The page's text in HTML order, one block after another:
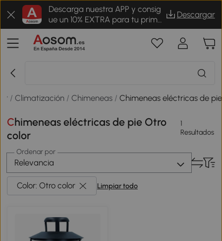
Descarga nuestra APP y consig
ue un 10% EXTRA para tu prime
r pedido
Descargar
/Climatización /Chimeneas /Chimeneas eléctricas de pie
Chimeneas eléctricas de pie Otro
color
1
Resultados
Ordenar por
Relevancia
Color: Otro color Limpiar todo